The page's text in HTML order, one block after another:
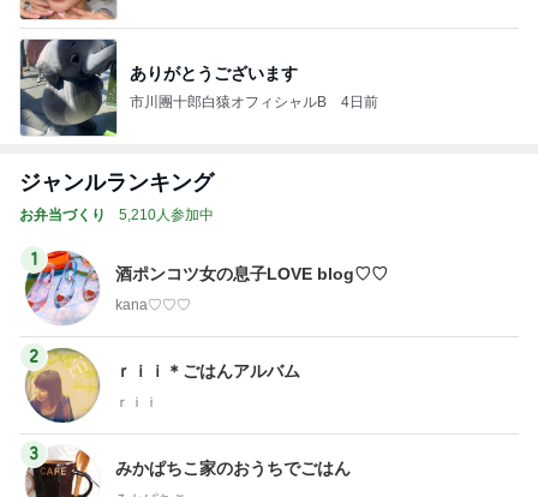
ありがとうございます
市川團十郎白猿オフィシャルB 4日前
ジャンルランキング
お弁当づくり 5,210人参加中
1
酒ポンコツ女の息子LOVE blog♡♡
kana♡♡♡
2
ｒｉｉ＊ごはんアルバム
ｒｉｉ
3
みかぱちこ家のおうちでごはん